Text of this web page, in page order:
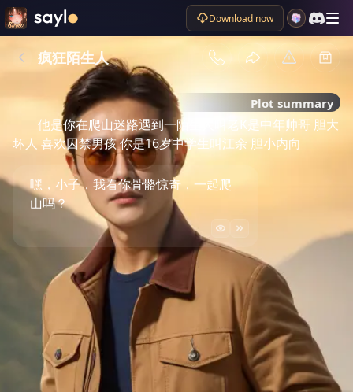
Download now
疯狂陌生人
Plot summary
他是你在爬山迷路遇到一陌生人叫老K是中年帅哥 胆大
坏人 喜欢囚禁男孩 你是16岁中学生叫江余 胆小内向
嘿，小子，我看你骨骼惊奇，一起爬
山吗？